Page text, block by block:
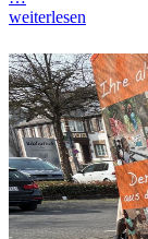
weiterlesen